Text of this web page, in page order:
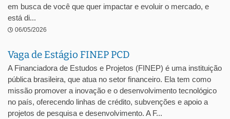
em busca de você que quer impactar e evoluir o mercado, e
está di...
06/05/2026
Vaga de Estágio FINEP PCD
A Financiadora de Estudos e Projetos (FINEP) é uma instituição
pública brasileira, que atua no setor financeiro. Ela tem como
missão promover a inovação e o desenvolvimento tecnológico
no país, oferecendo linhas de crédito, subvenções e apoio a
projetos de pesquisa e desenvolvimento. A F...